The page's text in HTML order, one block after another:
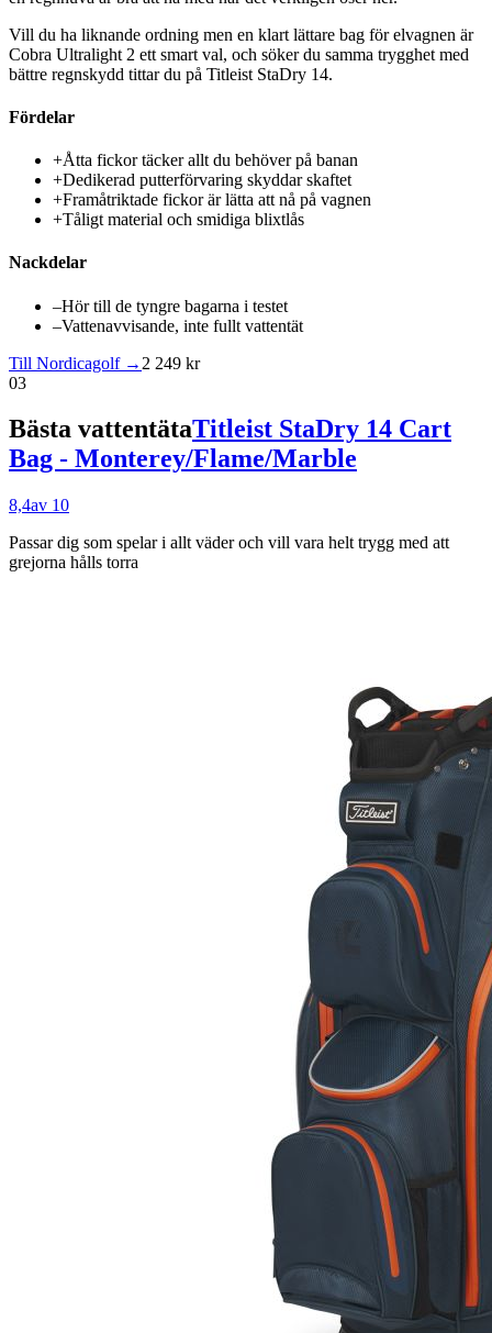
Vill du ha liknande ordning men en klart lättare bag för elvagnen är
Cobra Ultralight 2 ett smart val, och söker du samma trygghet med
bättre regnskydd tittar du på Titleist StaDry 14.
Fördelar
+Åtta fickor täcker allt du behöver på banan
+Dedikerad putterförvaring skyddar skaftet
+Framåtriktade fickor är lätta att nå på vagnen
+Tåligt material och smidiga blixtlås
Nackdelar
–Hör till de tyngre bagarna i testet
–Vattenavvisande, inte fullt vattentät
Till Nordicagolf → 2 249 kr
03
Bästa vattentätaTitleist StaDry 14 Cart
Bag - Monterey/Flame/Marble
8,4av 10
Passar dig som spelar i allt väder och vill vara helt trygg med att
grejorna hålls torra